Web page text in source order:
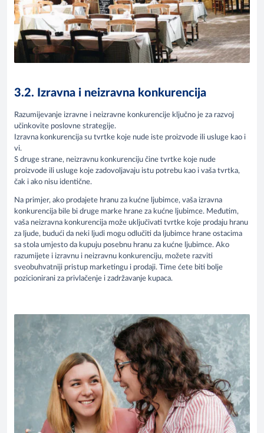
3.2. Izravna i neizravna konkurencija
Razumijevanje izravne i neizravne konkurencije ključno je za razvoj
učinkovite poslovne strategije.
Izravna konkurencija su tvrtke koje nude iste proizvode ili usluge kao i
vi.
S druge strane, neizravnu konkurenciju čine tvrtke koje nude
proizvode ili usluge koje zadovoljavaju istu potrebu kao i vaša tvrtka,
čak i ako nisu identične.
Na primjer, ako prodajete hranu za kućne ljubimce, vaša izravna
konkurencija bile bi druge marke hrane za kućne ljubimce. Međutim,
vaša neizravna konkurencija može uključivati tvrtke koje prodaju hranu
za ljude, budući da neki ljudi mogu odlučiti da ljubimce hrane ostacima
sa stola umjesto da kupuju posebnu hranu za kućne ljubimce. Ako
razumijete i izravnu i neizravnu konkurenciju, možete razviti
sveobuhvatniji pristup marketingu i prodaji. Time ćete biti bolje
pozicionirani za privlačenje i zadržavanje kupaca.